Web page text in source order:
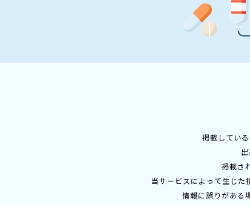
掲載してい
掲載さ
当サービスによって生じた
情報に誤りがある